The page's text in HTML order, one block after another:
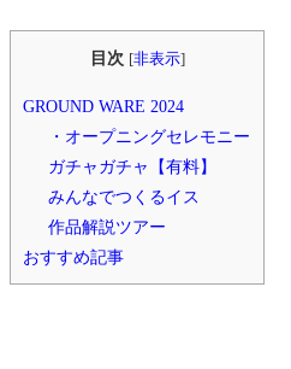
目次 [非表示]
GROUND WARE 2024
・オープニングセレモニー
ガチャガチャ【有料】
みんなでつくるイス
作品解説ツアー
おすすめ記事